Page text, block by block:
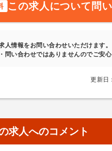
この求人について問
人情報をお問い合わせいただけます。
問い合わせではありませんのでご安心
更新日
求人へのコメント